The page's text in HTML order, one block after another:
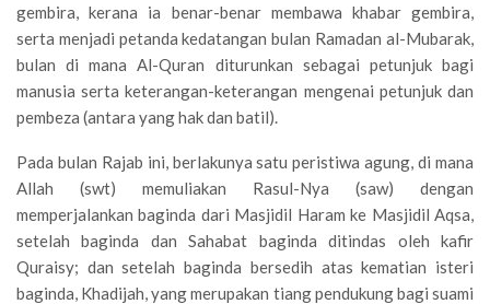
gembira, kerana ia benar-benar membawa khabar gembira,
serta menjadi petanda kedatangan bulan Ramadan al-Mubarak,
bulan di mana Al-Quran diturunkan sebagai petunjuk bagi
manusia serta keterangan-keterangan mengenai petunjuk dan
pembeza (antara yang hak dan batil).
Pada bulan Rajab ini, berlakunya satu peristiwa agung, di mana
Allah (swt) memuliakan Rasul-Nya (saw) dengan
memperjalankan baginda dari Masjidil Haram ke Masjidil Aqsa,
setelah baginda dan Sahabat baginda ditindas oleh kafir
Quraisy; dan setelah baginda bersedih atas kematian isteri
baginda, Khadijah, yang merupakan tiang pendukung bagi suami